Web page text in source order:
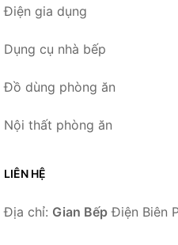
Điện gia dụng
Dụng cụ nhà bếp
Đồ dùng phòng ăn
Nội thất phòng ăn
LIÊN HỆ
Địa chỉ: Gian Bếp Điện Biên